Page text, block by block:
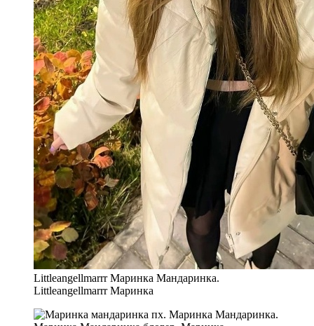
Littleangellmarrr Маринка Мандаринка.
Littleangellmarrr Маринка